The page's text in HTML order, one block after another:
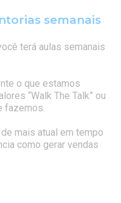
semanais
terá aulas semanais
o que estamos
“Walk The Talk” ou
fazemos.
mais atual em tempo
como gerar vendas